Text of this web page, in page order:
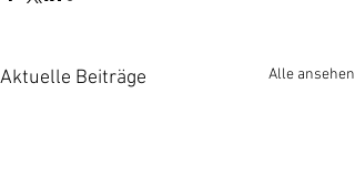
Aktuelle Beiträge Alle ansehen